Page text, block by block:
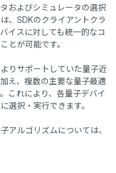
およびシミュレータの選択
、SDKのクライアントクラ
イスに対しても統一的なコ
とが可能です。
よりサポートしていた量子近
え、複数の主要な量子最適
これにより、各量子デバイ
選択・実行できます。
アルゴリズムについては、